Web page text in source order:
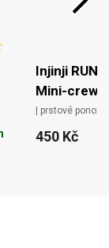
Injinji RUN
Mini-crew /
| prstové
450 Kč